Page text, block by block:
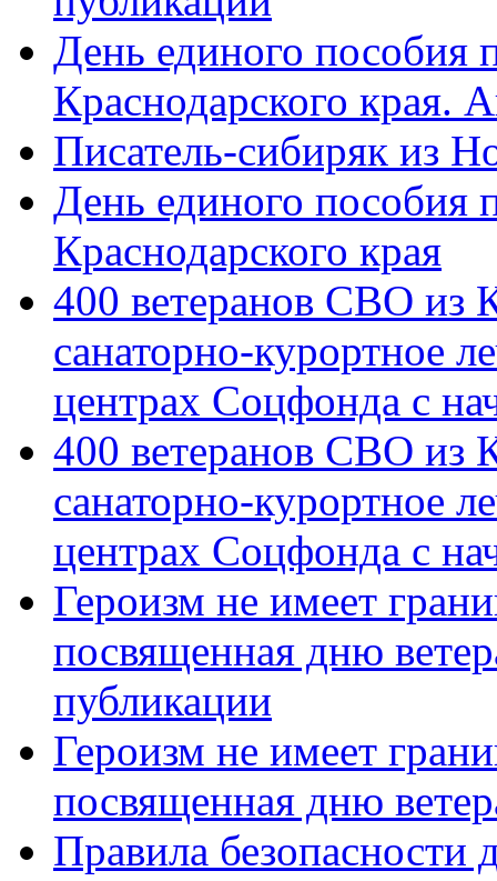
День единого пособия
Краснодарского края.
Писатель-сибиряк из
День единого пособия
Краснодарского края
400 ветеранов СВО из
санаторно-курортное
центрах Соцфонда с
400 ветеранов СВО из
санаторно-курортное
центрах Соцфонда с
Героизм не имеет
посвященная дню
публикации
Героизм не имеет
посвященная дню
Правила безопасности